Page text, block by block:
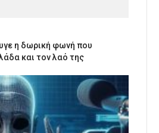
η δωρική φωνή που
και τον λαό της